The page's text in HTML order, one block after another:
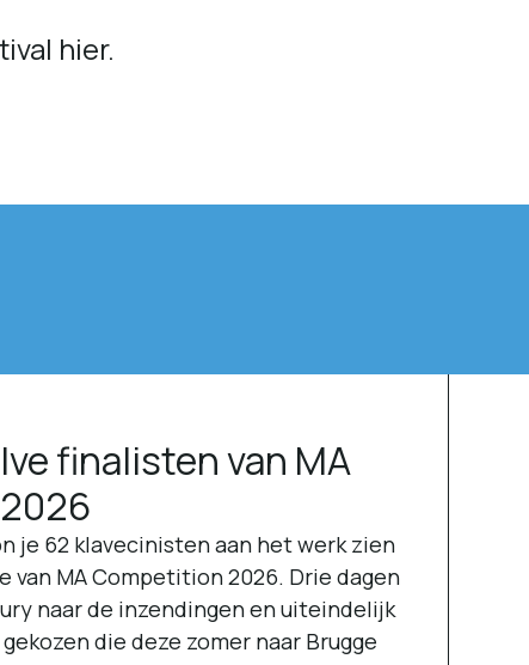
hier.
finalisten van MA
je 62 klavecinisten aan het werk zien
van MA Competition 2026. Drie dagen
naar de inzendingen en uiteindelijk
die deze zomer naar Brugge